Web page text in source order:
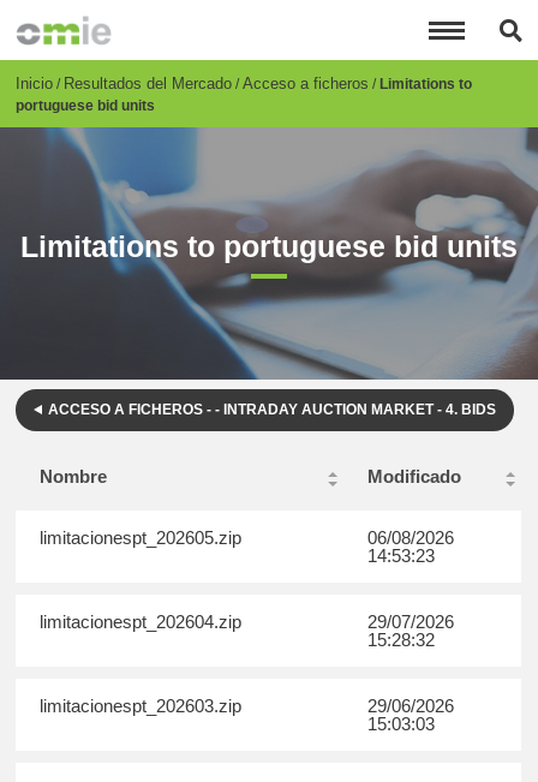
principal
Breadcrumb
Inicio Resultados del Mercado Acceso a ficheros Limitations to
portuguese bid units
Limitations to portuguese bid units
ACCESO A FICHEROS - - INTRADAY AUCTION MARKET - 4. BIDS
Nombre Modificado
limitacionespt_202605.zip
06/08/2026
14:53:23
limitacionespt_202604.zip
29/07/2026
15:28:32
limitacionespt_202603.zip
29/06/2026
15:03:03